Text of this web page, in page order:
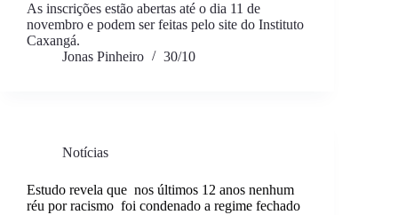
As inscrições estão abertas até o dia 11 de
novembro e podem ser feitas pelo site do Instituto
Caxangá.
Jonas Pinheiro
30/10
Notícias
Estudo revela que nos últimos 12 anos nenhum
réu por racismo foi condenado a regime fechado